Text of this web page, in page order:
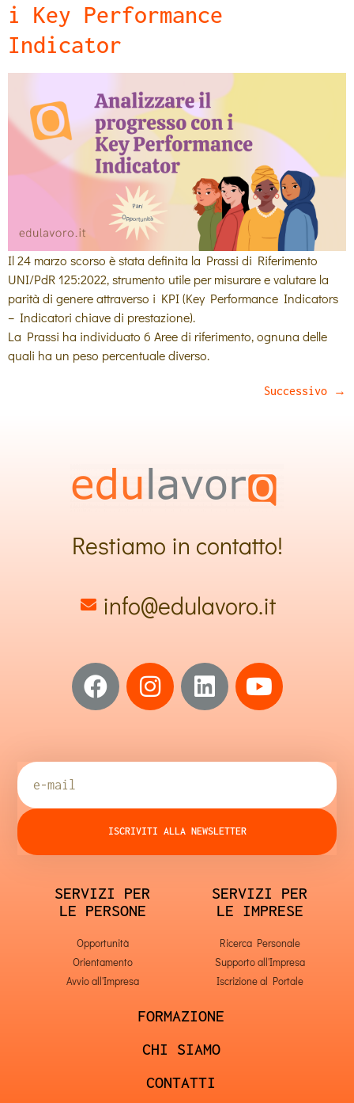
i Key Performance
Indicator
Il 24 marzo scorso è stata definita la Prassi di Riferimento
UNI/PdR 125:2022, strumento utile per misurare e valutare la
parità di genere attraverso i KPI (Key Performance Indicators
– Indicatori chiave di prestazione).
La Prassi ha individuato 6 Aree di riferimento, ognuna delle
quali ha un peso percentuale diverso.
Successivo →
Restiamo in contatto!
info@edulavoro.it
ISCRIVITI ALLA NEWSLETTER
SERVIZI PER
LE PERSONE
Opportunità
Orientamento
Avvio all'Impresa
SERVIZI PER
LE IMPRESE
Ricerca Personale
Supporto all'Impresa
Iscrizione al Portale
FORMAZIONE
CHI SIAMO
CONTATTI